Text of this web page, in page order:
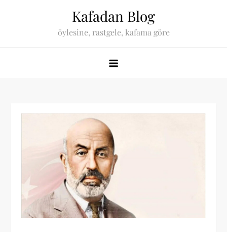
Kafadan Blog
öylesine, rastgele, kafama göre